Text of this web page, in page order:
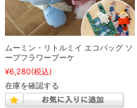
ムーミン・リトルミイ エコバッグ ソ
ープフラワーブーケ
¥6,280(税込)
在庫を確認する